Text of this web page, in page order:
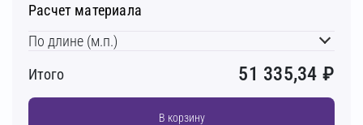
Расчет материала
По длине (м.п.)
Итого
51 335,34 ₽
В корзину